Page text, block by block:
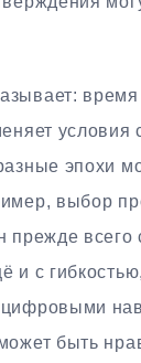
время
эпохи
выбор
прежде всего
и с
цифровыми
быть